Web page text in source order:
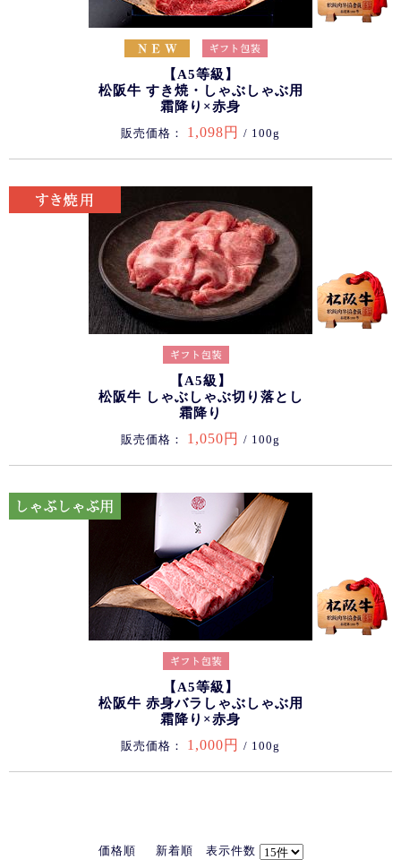
【A5等級】
松阪牛 すき焼・しゃぶしゃぶ用
霜降り×赤身
販売価格： 1,098円 / 100g
【A5級】
松阪牛 しゃぶしゃぶ切り落とし
霜降り
販売価格： 1,050円 / 100g
【A5等級】
松阪牛 赤身バラしゃぶしゃぶ用
霜降り×赤身
販売価格： 1,000円 / 100g
価格順 新着順 表示件数